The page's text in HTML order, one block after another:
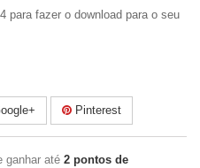
para fazer o download para o seu
Pinterest
ganhar até 2 pontos de